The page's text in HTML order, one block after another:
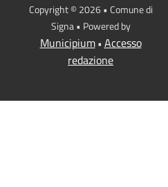
Copyright © 2026 • Comune di
Signa • Powered by
Municipium• Accesso
redazione